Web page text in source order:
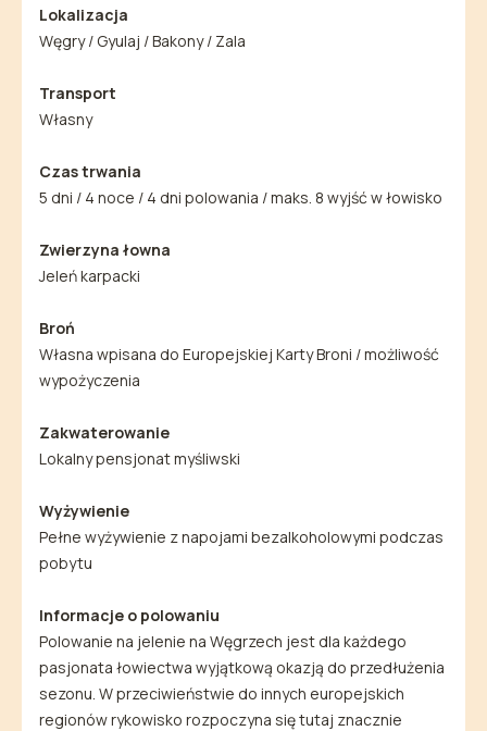
Lokalizacja
Węgry / Gyulaj / Bakony / Zala
Transport
Własny
Czas trwania
5 dni / 4 noce / 4 dni polowania / maks. 8 wyjść w łowisko
Zwierzyna łowna
Jeleń karpacki
Broń
Własna wpisana do Europejskiej Karty Broni / możliwość
wypożyczenia
Zakwaterowanie
Lokalny pensjonat myśliwski
Wyżywienie
Pełne wyżywienie z napojami bezalkoholowymi podczas
pobytu
Informacje o polowaniu
Polowanie na jelenie na Węgrzech jest dla każdego
pasjonata łowiectwa wyjątkową okazją do przedłużenia
sezonu. W przeciwieństwie do innych europejskich
regionów rykowisko rozpoczyna się tutaj znacznie